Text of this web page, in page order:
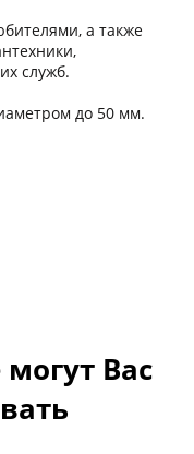
а также
служб.
до 50 мм.
Вас